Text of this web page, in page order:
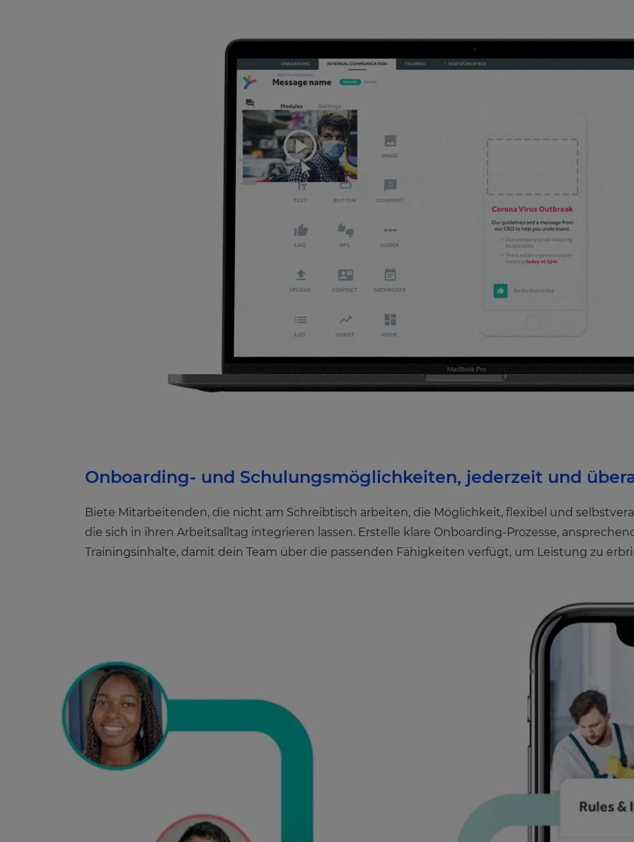
Onboarding- und Schulungsmöglichkeiten, jederzeit und
Biete Mitarbeitenden, die nicht am Schreibtisch arbeiten, die Möglichkeit, flexibel und
die sich in ihren Arbeitsalltag integrieren lassen. Erstelle klare Onboarding-Prozesse,
Trainingsinhalte, damit dein Team über die passenden Fähigkeiten verfügt, um Leistung zu